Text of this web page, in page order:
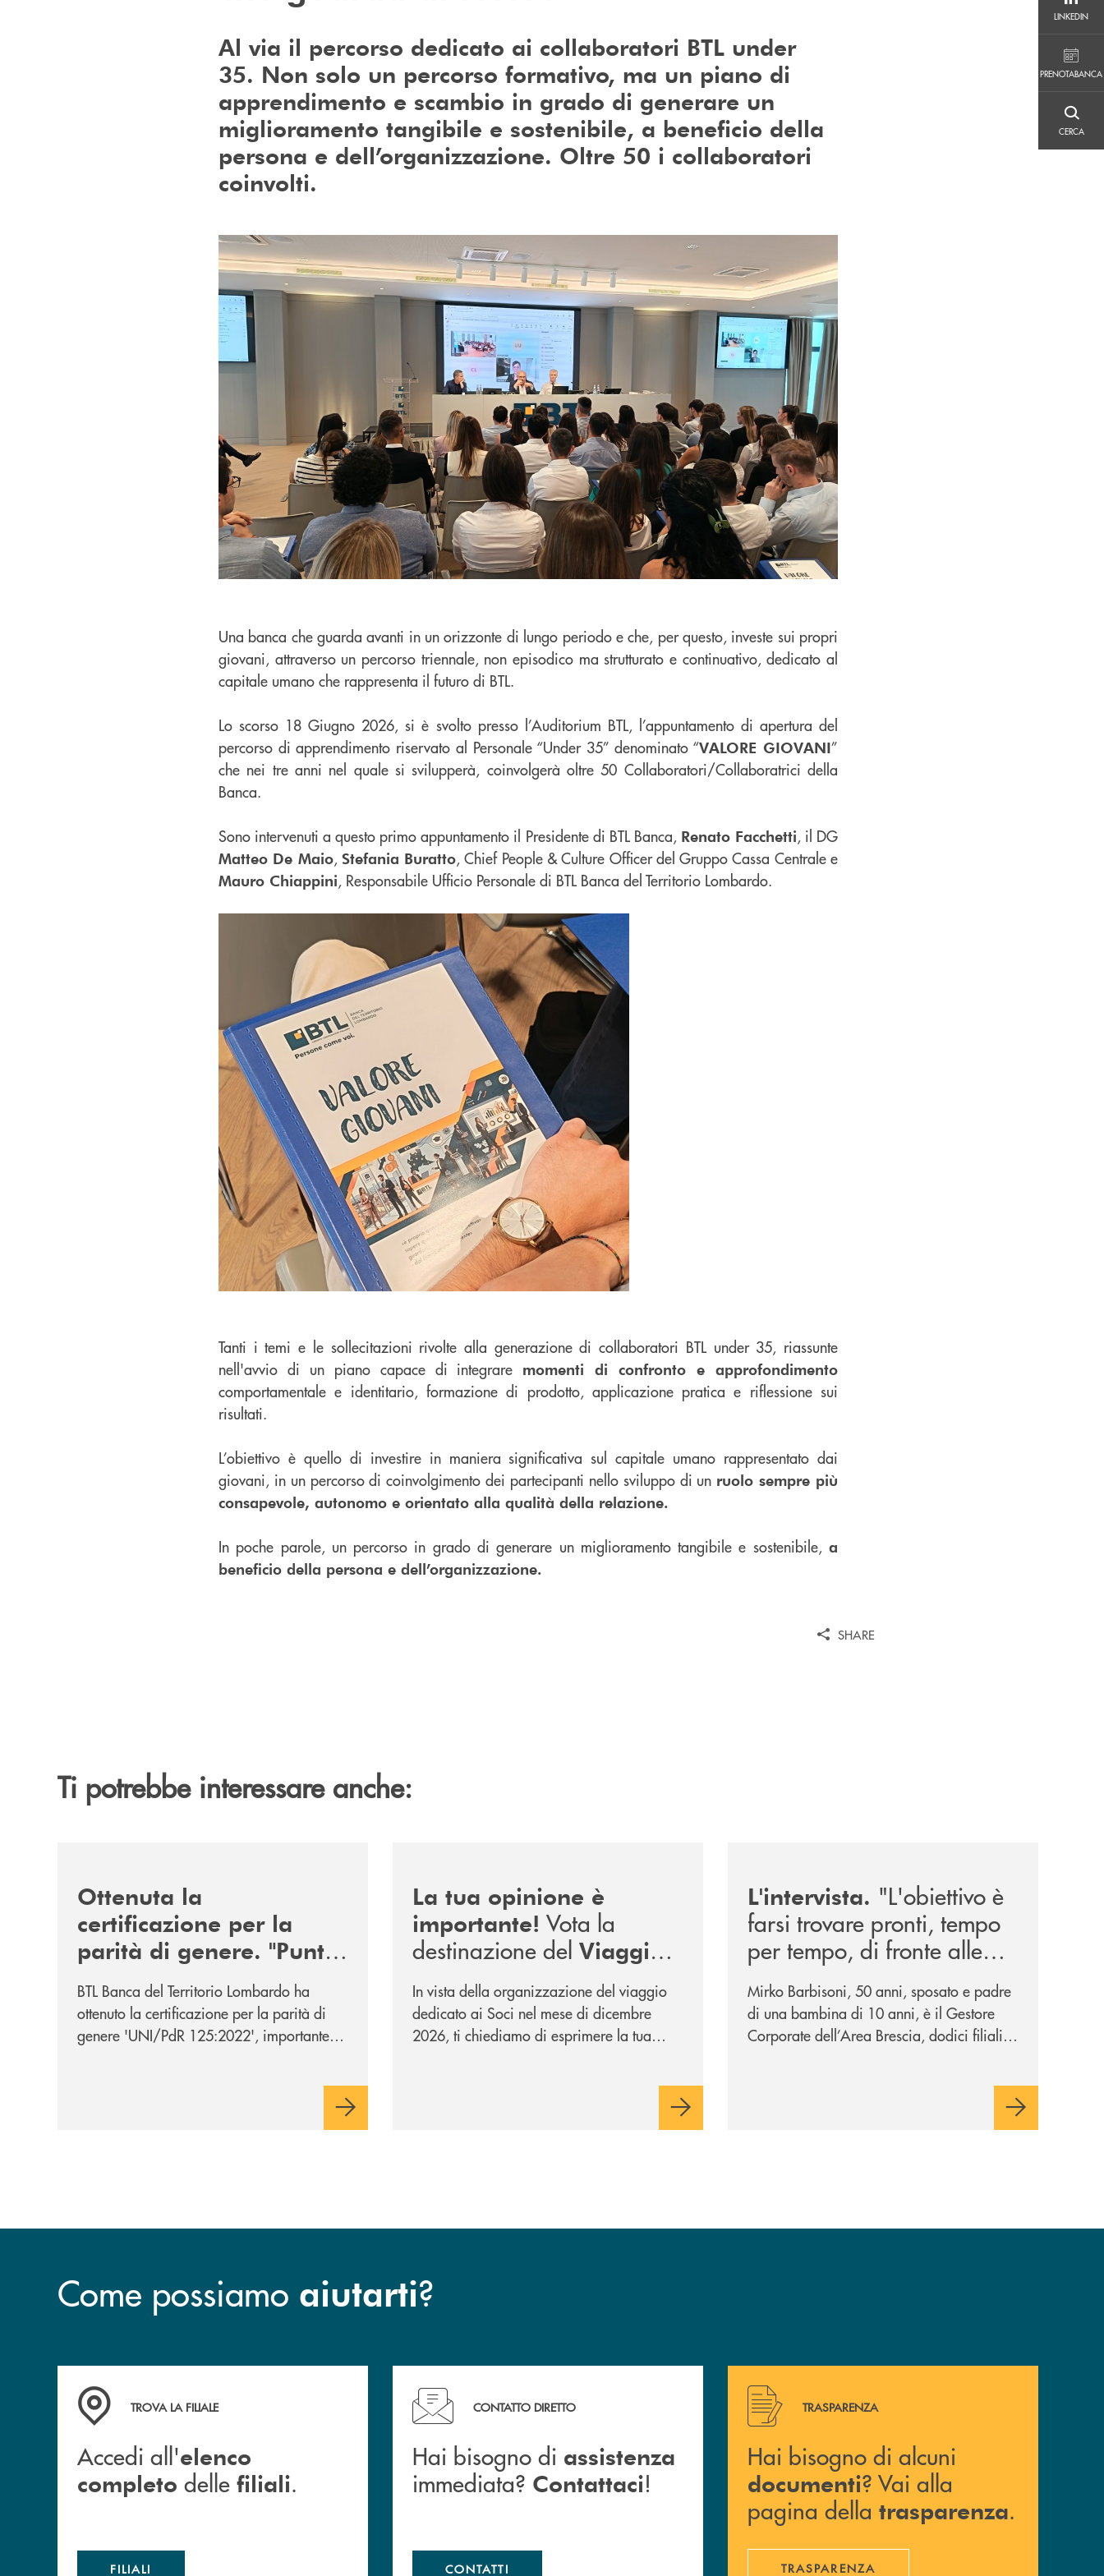
LINKEDIN
PRENOTABANCA
CERCA
Al via il percorso dedicato ai collaboratori BTL under
35. Non solo un percorso formativo, ma un piano di
apprendimento e scambio in grado di generare un
miglioramento tangibile e sostenibile, a beneficio della
persona e dell’organizzazione. Oltre 50 i collaboratori
coinvolti.
Una banca che guarda avanti in un orizzonte di lungo periodo e che, per questo, investe sui propri
giovani, attraverso un percorso triennale, non episodico ma strutturato e continuativo, dedicato al
capitale umano che rappresenta il futuro di BTL.
Lo scorso 18 Giugno 2026, si è svolto presso l’Auditorium BTL, l’appuntamento di apertura del
percorso di apprendimento riservato al Personale “Under 35” denominato “VALORE GIOVANI”
che nei tre anni nel quale si svilupperà, coinvolgerà oltre 50 Collaboratori/Collaboratrici della
Banca.
Sono intervenuti a questo primo appuntamento il Presidente di BTL Banca, Renato Facchetti, il DG
Matteo De Maio, Stefania Buratto, Chief People & Culture Officer del Gruppo Cassa Centrale e
Mauro Chiappini, Responsabile Ufficio Personale di BTL Banca del Territorio Lombardo.
Tanti i temi e le sollecitazioni rivolte alla generazione di collaboratori BTL under 35, riassunte
nell'avvio di un piano capace di integrare momenti di confronto e approfondimento
comportamentale e identitario, formazione di prodotto, applicazione pratica e riflessione sui
risultati.
L’obiettivo è quello di investire in maniera significativa sul capitale umano rappresentato dai
giovani, in un percorso di coinvolgimento dei partecipanti nello sviluppo di un ruolo sempre più
consapevole, autonomo e orientato alla qualità della relazione.
In poche parole, un percorso in grado di generare un miglioramento tangibile e sostenibile, a
beneficio della persona e dell’organizzazione.
SHARE
Ti potrebbe interessare anche:
Ottenuta la
certificazione per la
parità di genere. "Punto
di partenza di un
percorso di crescita sulle
tematiche della diversità
BTL Banca del Territorio Lombardo ha
ottenuto la certificazione per la parità di
genere 'UNI/PdR 125:2022', importante
La tua opinione è
importante! Vota la
destinazione del Viaggio
Soci di Dicembre 2026
In vista della organizzazione del viaggio
dedicato ai Soci nel mese di dicembre
2026, ti chiediamo di esprimere la tua
L'intervista. "L'obiettivo è
farsi trovare pronti, tempo
per tempo, di fronte alle
mutevoli esigenze di un
mercato in evoluzione".
Mirko Barbisoni, 50 anni, sposato e padre
di una bambina di 10 anni, è il Gestore
Corporate dell’Area Brescia, dodici filiali
Roncadelle - del suo immediato hinterland.
Come possiamo aiutarti?
Accedi all' elenco completo delle filiali .
TROVA LA FILIALE
Accedi all'elenco
completo delle filiali.
FILIALI
Hai bisogno di assistenza immediata? Contattaci !
CONTATTO DIRETTO
Hai bisogno di assistenza
immediata? Contattaci!
CONTATTI
Hai bisogno di alcuni documenti ? Vai alla pagina della
TRASPARENZA
Hai bisogno di alcuni
documenti? Vai alla
pagina della trasparenza.
TRASPARENZA